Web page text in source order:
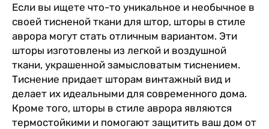
Если вы ищете что-то уникальное и необычное в
своей тисненой ткани для штор, шторы в стиле
аврора могут стать отличным вариантом. Эти
шторы изготовлены из легкой и воздушной
ткани, украшенной замысловатым тиснением.
Тиснение придает шторам винтажный вид и
делает их идеальными для современного дома.
Кроме того, шторы в стиле аврора являются
термостойкими и помогают защитить ваш дом от